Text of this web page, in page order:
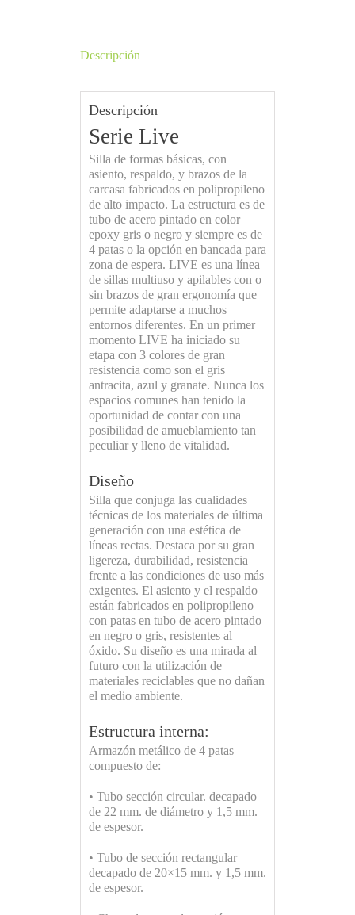
Descripción
Descripción
Serie Live
Silla de formas básicas, con
asiento, respaldo, y brazos de la
carcasa fabricados en polipropileno
de alto impacto. La estructura es de
tubo de acero pintado en color
epoxy gris o negro y siempre es de
4 patas o la opción en bancada para
zona de espera. LIVE es una línea
de sillas multiuso y apilables con o
sin brazos de gran ergonomía que
permite adaptarse a muchos
entornos diferentes. En un primer
momento LIVE ha iniciado su
etapa con 3 colores de gran
resistencia como son el gris
antracita, azul y granate. Nunca los
espacios comunes han tenido la
oportunidad de contar con una
posibilidad de amueblamiento tan
peculiar y lleno de vitalidad.
Diseño
Silla que conjuga las cualidades
técnicas de los materiales de última
generación con una estética de
líneas rectas. Destaca por su gran
ligereza, durabilidad, resistencia
frente a las condiciones de uso más
exigentes. El asiento y el respaldo
están fabricados en polipropileno
con patas en tubo de acero pintado
en negro o gris, resistentes al
óxido. Su diseño es una mirada al
futuro con la utilización de
materiales reciclables que no dañan
el medio ambiente.
Estructura interna:
Armazón metálico de 4 patas
compuesto de:
• Tubo sección circular. decapado
de 22 mm. de diámetro y 1,5 mm.
de espesor.
• Tubo de sección rectangular
decapado de 20×15 mm. y 1,5 mm.
de espesor.